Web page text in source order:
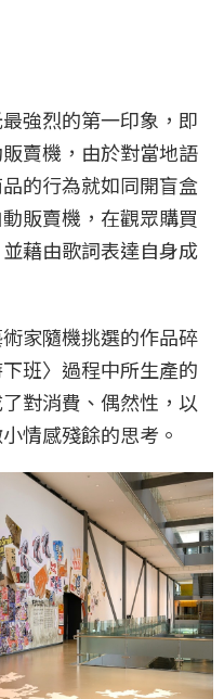
強烈的第一印象，即
賣機，由於對當地語
的行為就如同開盲盒
販賣機，在觀眾購買
藉由歌詞表達自身成
家隨機挑選的作品碎
班〉過程中所生產的
對消費、偶然性，以
情感殘餘的思考。